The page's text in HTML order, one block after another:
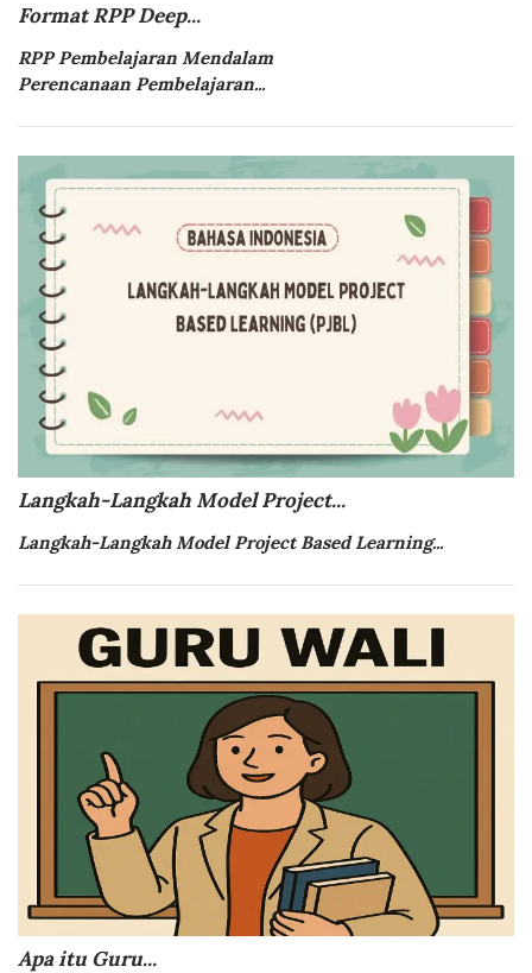
Format RPP Deep...
RPP Pembelajaran Mendalam
Perencanaan Pembelajaran...
Langkah-Langkah Model Project...
Langkah-Langkah ModelProject Based Learning...
Apa itu Guru...